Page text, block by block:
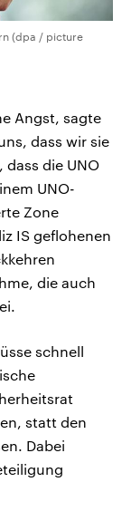
(dpa / picture
Angst, sagte
dass wir sie
dass die UNO
UNO-
Zone
IS geflohenen
die auch
schnell
statt den
Dabei